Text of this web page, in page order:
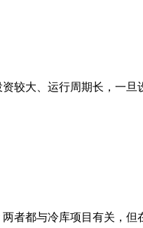
较大、运行周期长，一旦
者都与冷库项目有关，但